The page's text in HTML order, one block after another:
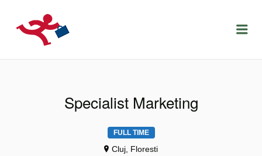
LOCURIDEMUNCACLUJ.NET
Specialist Marketing
FULL TIME
Cluj, Floresti